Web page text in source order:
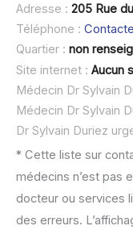
Adresse : 205 Rue
Téléphone :
Quartier : non
Site internet : Aucun
Médecin Dr Sylvain
Médecin Dr Sylvain
Dr Sylvain Duriez
* Cette liste sur
médecins n’est pas
docteur ou services
des erreurs.